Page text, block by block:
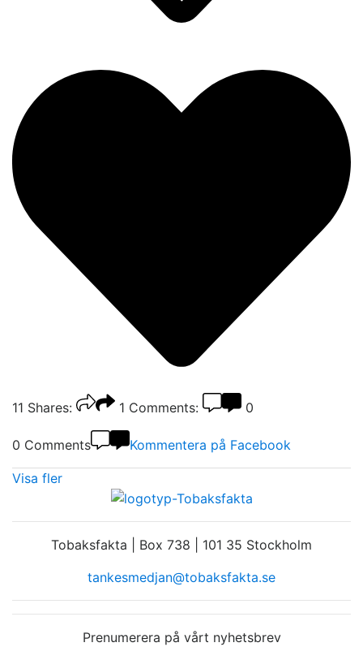
11 Shares: 1 Comments: 0
0 Comments Kommentera på Facebook
Visa fler
Tobaksfakta | Box 738 | 101 35 Stockholm
tankesmedjan@tobaksfakta.se
Prenumerera på vårt nyhetsbrev